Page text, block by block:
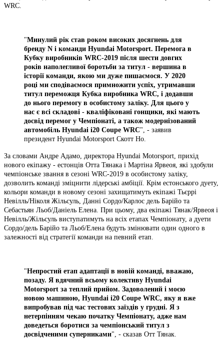
WRC.
"Минулий рік став роком високих досягнень для
бренду N і команди Hyundai Motorsport. Перемога в
Кубку виробників WRC-2019 після шести довгих
років наполегливої ​​боротьби за титул - вершина в
історії команди, якою ми дуже пишаємося. У 2020
році ми сподіваємося примножити успіх, утримавши
титул переможця Кубка виробника WRC, і додавши
до нього перемогу в особистому заліку. Для цього у
нас є всі складові - кваліфіковані гонщики, які мають
досвід перемог у Чемпіонаті, а також модернізований
автомобіль Hyundai i20 Coupe WRC", - заявив
президент Hyundai Motorsport Скотт Но.
За словами Андре Адамо, директора Hyundai Motorsport, прихід
нового екіпажу - естонців Отта Тянака і Мартіна Ярвеоя, які здобули
чемпіонське звання в сезоні WRC-2019 в особистому заліку,
дозволить команді зміцнити лідерські амбіції. Крім естонського дуету,
кольори команди в новому сезоні захищатимуть екіпажі Тьєррі
Невілль/Ніколя Жільсуль, Данні Сордо/Карлос дель Барійо та
Себастьян Льоб/Даніель Елена. При цьому, два екіпажі Тянак/Ярвеоя і
Невілль/Жільсуль виступатимуть на всіх етапах Чемпіонату, а дуети
Сордо/дель Барійо та Льоб/Елена будуть змінювати один одного в
залежності від стратегії команди на певний етап.
"Непростий етап адаптації в новій команді, вважаю,
позаду. Я вдячний всьому колективу Hyundai
Motorsport за теплий прийом. Задоволений і моєю
новою машиною, Hyundai i20 Coupe WRC, яку я вже
випробував під час тестових заїздів у грудні. Я з
нетерпінням чекаю початку Чемпіонату, адже нам
доведеться боротися за чемпіонський титул з
досвідченими суперниками", - сказав Отт Тянак.